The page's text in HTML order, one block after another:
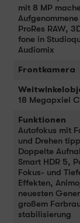
mit 8 MP
ProRes RAW,
fone in
Audiomix
Frontkamera
18 Megapxiel
Funktionen
Auto­fokus mit
und Drehen
Doppelte
Smart HDR 5,
Fokus- und
Effekten,
neu­esten
großem
stabi­li­sierung